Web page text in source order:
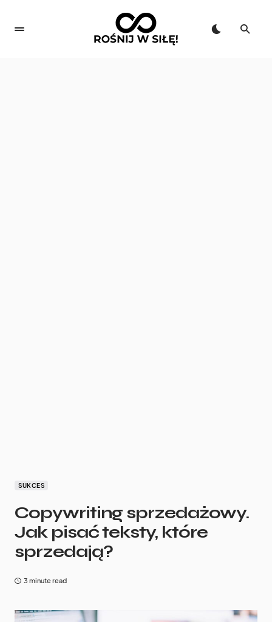
SUKCES
Copywriting sprzedażowy.
Jak pisać teksty, które
sprzedają?
3 minute read